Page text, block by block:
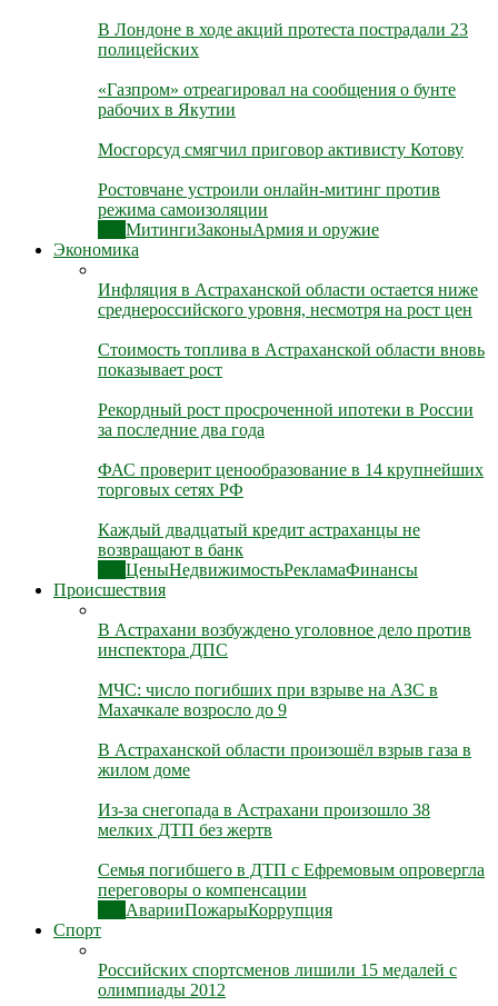
В Лондоне в ходе акций протеста пострадали 23
полицейских
«Газпром» отреагировал на сообщения о бунте
рабочих в Якутии
Мосгорсуд смягчил приговор активисту Котову
Ростовчане устроили онлайн-митинг против
режима самоизоляции
МитингиЗаконыАрмия и оружие
Экономика
Инфляция в Астраханской области остается ниже
среднероссийского уровня, несмотря на рост цен
Стоимость топлива в Астраханской области вновь
показывает рост
Рекордный рост просроченной ипотеки в России
за последние два года
ФАС проверит ценообразование в 14 крупнейших
торговых сетях РФ
Каждый двадцатый кредит астраханцы не
возвращают в банк
ЦеныНедвижимостьРекламаФинансы
Происшествия
В Астрахани возбуждено уголовное дело против
инспектора ДПС
МЧС: число погибших при взрыве на АЗС в
Махачкале возросло до 9
В Астраханской области произошёл взрыв газа в
жилом доме
Из-за снегопада в Астрахани произошло 38
мелких ДТП без жертв
Семья погибшего в ДТП с Ефремовым опровергла
переговоры о компенсации
АварииПожарыКоррупция
Спорт
Российских спортсменов лишили 15 медалей с
олимпиады 2012